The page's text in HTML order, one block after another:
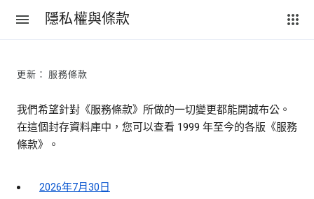
隱私權與條款
更新： 服務條款
我們希望針對《服務條款》所做的一切變更都能開誠布公。
在這個封存資料庫中，您可以查看 1999 年至今的各版《服務
條款》。
2026年7月30日